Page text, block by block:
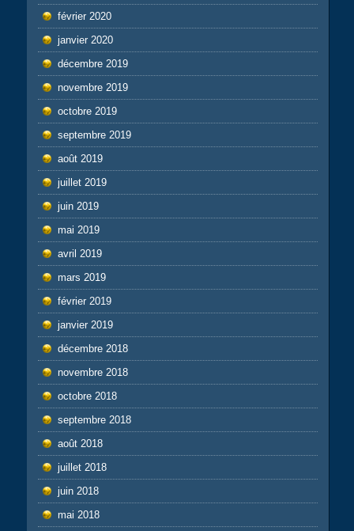
février 2020
janvier 2020
décembre 2019
novembre 2019
octobre 2019
septembre 2019
août 2019
juillet 2019
juin 2019
mai 2019
avril 2019
mars 2019
février 2019
janvier 2019
décembre 2018
novembre 2018
octobre 2018
septembre 2018
août 2018
juillet 2018
juin 2018
mai 2018